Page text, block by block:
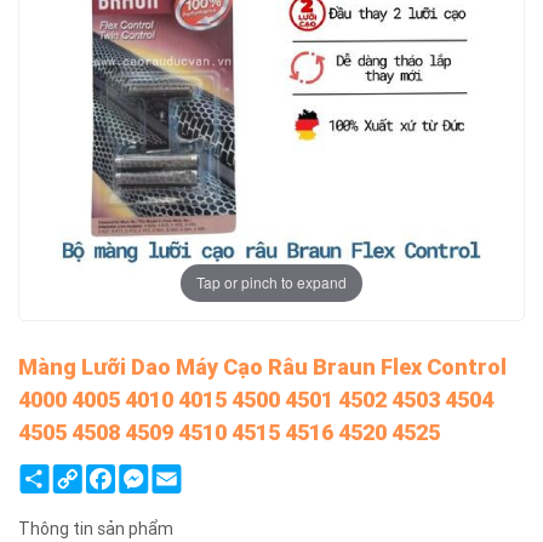
Tap or pinch to expand
Màng Lưỡi Dao Máy Cạo Râu Braun Flex Control
4000 4005 4010 4015 4500 4501 4502 4503 4504
4505 4508 4509 4510 4515 4516 4520 4525
ShareCopy
Link
FacebookMessenger
Email
Thông tin sản phẩm